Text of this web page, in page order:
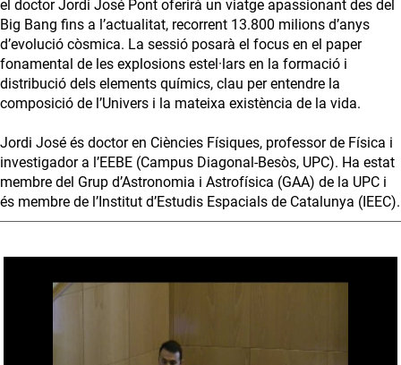
el doctor Jordi José Pont oferirà un viatge apassionant des del
Big Bang fins a l’actualitat, recorrent 13.800 milions d’anys
d’evolució còsmica. La sessió posarà el focus en el paper
fonamental de les explosions estel·lars en la formació i
distribució dels elements químics, clau per entendre la
composició de l’Univers i la mateixa existència de la vida.
Jordi José és doctor en Ciències Físiques, professor de Física i
investigador a l’EEBE (Campus Diagonal-Besòs, UPC). Ha estat
membre del Grup d’Astronomia i Astrofísica (GAA) de la UPC i
és membre de l’Institut d’Estudis Espacials de Catalunya (IEEC).